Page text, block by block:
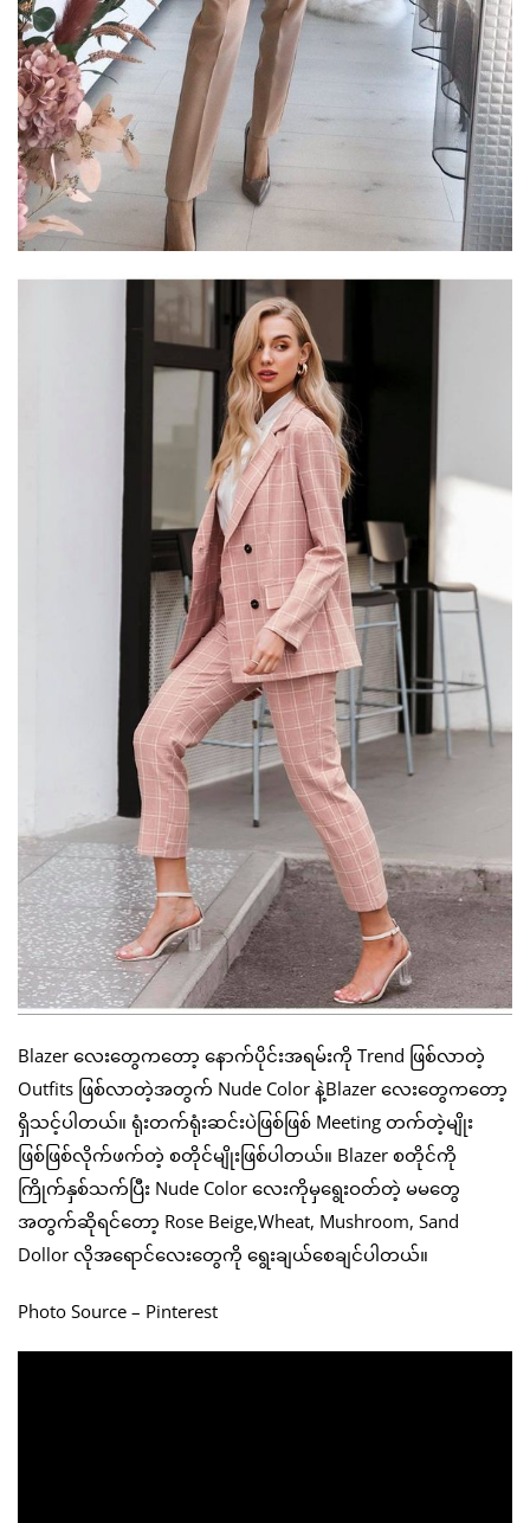
Blazer လေးတွေကတော့ နောက်ပိုင်းအရမ်းကို Trend ဖြစ်လာတဲ့
Outfits ဖြစ်လာတဲ့အတွက် Nude Color နဲ့Blazer လေးတွေကတော့
ရှိသင့်ပါတယ်။ ရုံးတက်ရုံးဆင်းပဲဖြစ်ဖြစ် Meeting တက်တဲ့မျိုး
ဖြစ်ဖြစ်လိုက်ဖက်တဲ့ စတိုင်မျိုးဖြစ်ပါတယ်။ Blazer စတိုင်ကို
ကြိုက်နှစ်သက်ပြီး Nude Color လေးကိုမှရွေးဝတ်တဲ့ မမတွေ
အတွက်ဆိုရင်တော့ Rose Beige,Wheat, Mushroom, Sand
Dollor လိုအရောင်လေးတွေကို ရွေးချယ်စေချင်ပါတယ်။
Photo Source – Pinterest